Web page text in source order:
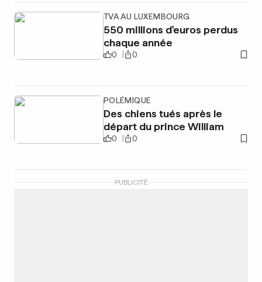
TVA AU LUXEMBOURG
550 millions d'euros perdus
chaque année
0 0
POLÉMIQUE
Des chiens tués après le
départ du prince William
0 0
PUBLICITÉ